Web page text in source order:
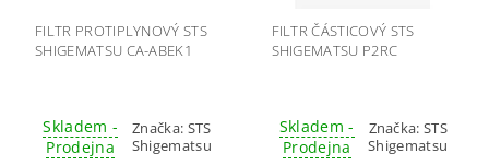
FILTR PROTIPLYNOVÝ STS
SHIGEMATSU CA-ABEK1
Skladem -
Prodejna
Značka: STS
Shigematsu
FILTR ČÁSTICOVÝ STS
SHIGEMATSU P2RC
Skladem -
Prodejna
Značka:STS
Shigematsu